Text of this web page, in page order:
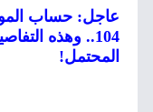
عاجل: حساب
104.. وهذه
المحتمل!